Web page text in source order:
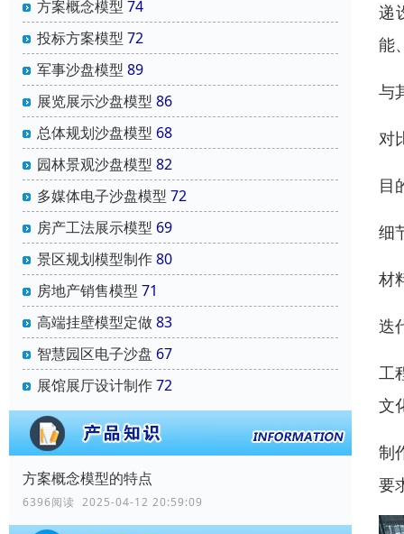
方案概念模型 74
投标方案模型 72
军事沙盘模型 89
展览展示沙盘模型 86
总体规划沙盘模型 68
园林景观沙盘模型 82
多媒体电子沙盘模型 72
房产工法展示模型 69
景区规划模型制作80
房地产销售模型 71
高端挂壁模型定做83
智慧园区电子沙盘 67
展馆展厅设计制作72
方案概念模型的特点
6396阅读 2025-04-12 20:59:09
递
能
与
对
目
细
材
迭
工
文
制
要